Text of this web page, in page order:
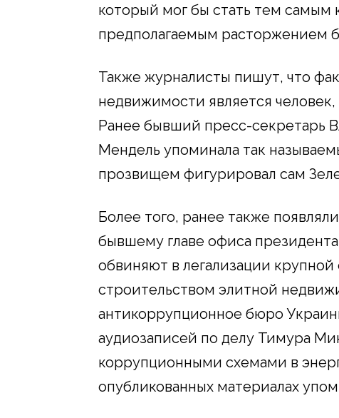
который мог бы стать тем
предполагаемым расторжением
Также журналисты пишут, что
недвижимости является
Ранее бывший пресс-секретарь
Мендель упоминала так
прозвищем фигурировал сам
Более того, ранее также
бывшему главе офиса
обвиняют в легализации
строительством элитной
антикоррупционное бюро
аудиозаписей по делу Тимура
коррупционными схемами в
опубликованных материалах